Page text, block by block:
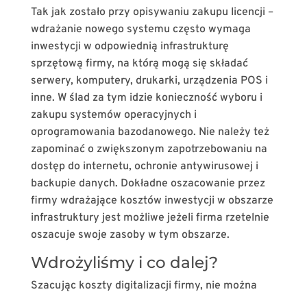
Tak jak zostało przy opisywaniu zakupu licencji –
wdrażanie nowego systemu często wymaga
inwestycji w odpowiednią infrastrukturę
sprzętową firmy, na którą mogą się składać
serwery, komputery, drukarki, urządzenia POS i
inne. W ślad za tym idzie konieczność wyboru i
zakupu systemów operacyjnych i
oprogramowania bazodanowego. Nie należy też
zapominać o zwiększonym zapotrzebowaniu na
dostęp do internetu, ochronie antywirusowej i
backupie danych. Dokładne oszacowanie przez
firmy wdrażające kosztów inwestycji w obszarze
infrastruktury jest możliwe jeżeli firma rzetelnie
oszacuje swoje zasoby w tym obszarze.
Wdrożyliśmy i co dalej?
Szacując koszty digitalizacji firmy, nie można